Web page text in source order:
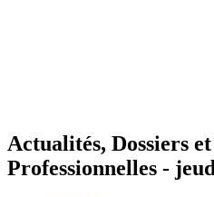
Actualités, Dossiers
Professionnelles -